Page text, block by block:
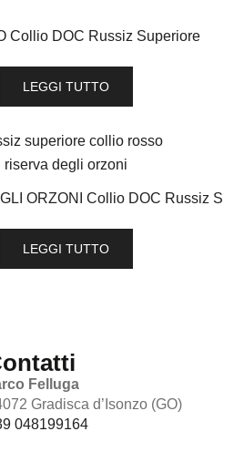
Collio DOC Russiz Superiore
LEGGI TUTTO
ORZONI Collio DOC Russiz
LEGGI TUTTO
Felluga
Gradisca d’Isonzo (GO)
048199164